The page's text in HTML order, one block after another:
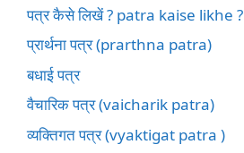
पत्र कैसे लिखें ? patra kaise likhe ?
प्रार्थना पत्र (prarthna patra)
बधाई पत्र
वैचारिक पत्र (vaicharik patra)
व्यक्तिगत पत्र (vyaktigat patra )